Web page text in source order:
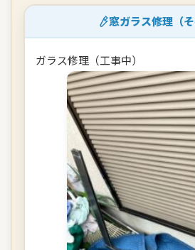
窓ガラス修理（そ
ガラス修理（工事中）